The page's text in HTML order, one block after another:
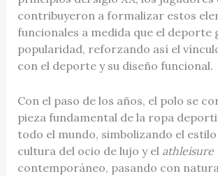
contribuyeron a formalizar estos
funcionales a medida que el deporte
popularidad, reforzando así el
con el deporte y su diseño funcional.
Con el paso de los años, el polo se
pieza fundamental de la ropa
todo el mundo, simbolizando el estilo
cultura del ocio de lujo y el athleisure
contemporáneo, pasando con